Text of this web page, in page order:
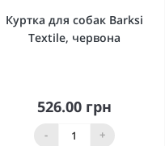
Куртка для собак Barksi
Textile, червона
526.00 грн
- +